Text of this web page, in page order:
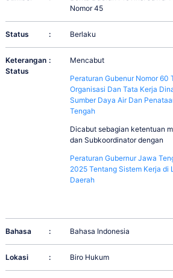
Nomor 45
Status : Berlaku
Keterangan
Status
:
Mencabut
Peraturan Gubenur Nomor 60
Organisasi Dan Tata Kerja
Sumber Daya Air Dan
Tengah
Dicabut sebagian ketentuan
dan Subkoordinator dengan
Peraturan Gubernur Jawa
2025 Tentang Sistem Kerja di
Daerah
Bahasa : Bahasa Indonesia
Lokasi : Biro Hukum